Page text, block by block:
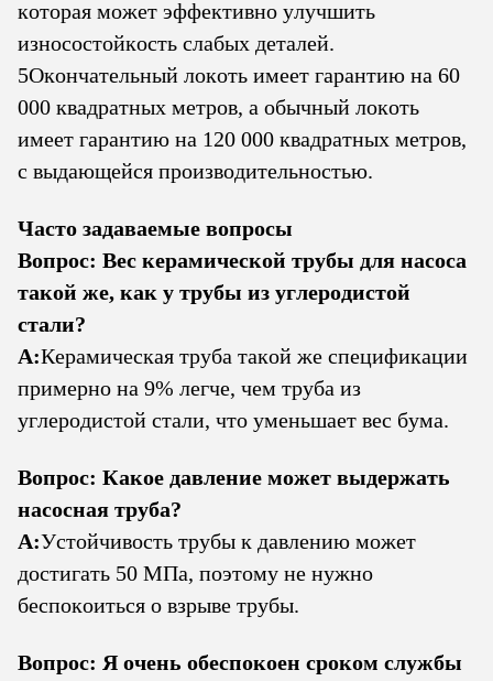
которая может эффективно улучшить
износостойкость слабых деталей.
5Окончательный локоть имеет гарантию на 60
000 квадратных метров, а обычный локоть
имеет гарантию на 120 000 квадратных метров,
с выдающейся производительностью.
Часто задаваемые вопросы
Вопрос: Вес керамической трубы для насоса
такой же, как у трубы из углеродистой
стали?
А:Керамическая труба такой же спецификации
примерно на 9% легче, чем труба из
углеродистой стали, что уменьшает вес бума.
Вопрос: Какое давление может выдержать
насосная труба?
А:Устойчивость трубы к давлению может
достигать 50 МПа, поэтому не нужно
беспокоиться о взрыве трубы.
Вопрос: Я очень обеспокоен сроком службы